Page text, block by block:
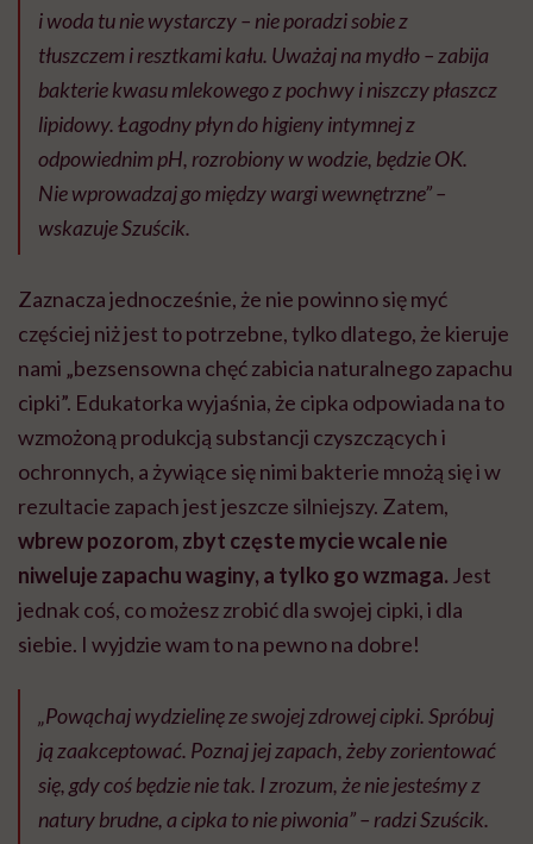
i woda tu nie wystarczy – nie poradzi sobie z
tłuszczem i resztkami kału. Uważaj na mydło – zabija
bakterie kwasu mlekowego z pochwy i niszczy płaszcz
lipidowy. Łagodny płyn do higieny intymnej z
odpowiednim pH, rozrobiony w wodzie, będzie OK.
Nie wprowadzaj go między wargi wewnętrzne” –
wskazuje Szuścik.
Zaznacza jednocześnie, że nie powinno się myć
częściej niż jest to potrzebne, tylko dlatego, że kieruje
nami „bezsensowna chęć zabicia naturalnego zapachu
cipki”. Edukatorka wyjaśnia, że cipka odpowiada na to
wzmożoną produkcją substancji czyszczących i
ochronnych, a żywiące się nimi bakterie mnożą się i w
rezultacie zapach jest jeszcze silniejszy. Zatem,
wbrew pozorom, zbyt częste mycie wcale nie
niweluje zapachu waginy, a tylko go wzmaga. Jest
jednak coś, co możesz zrobić dla swojej cipki, i dla
siebie. I wyjdzie wam to na pewno na dobre!
„Powąchaj wydzielinę ze swojej zdrowej cipki. Spróbuj
ją zaakceptować. Poznaj jej zapach, żeby zorientować
się, gdy coś będzie nie tak. I zrozum, że nie jesteśmy z
natury brudne, a cipka to nie piwonia” – radzi Szuścik.